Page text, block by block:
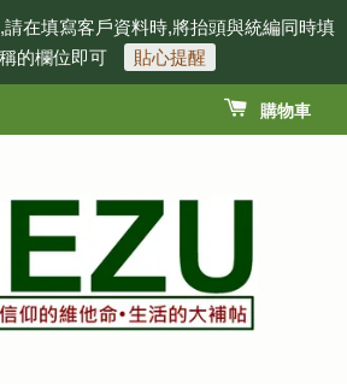
在填寫客戶資料時,將抬頭與統編同時填
的欄位即可
貼心提醒
購物車